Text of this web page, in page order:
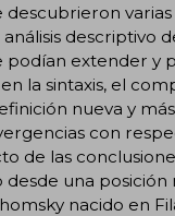
descriptivo
podían extender y
la sintaxis, el
nueva y
con
de las
una posición
nacido en